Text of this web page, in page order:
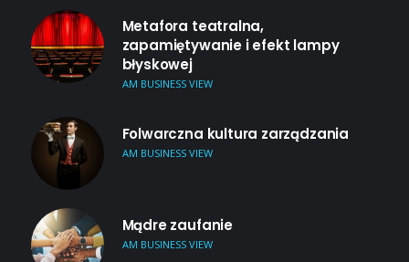
Metafora teatralna,
zapamiętywanie i efekt lampy
błyskowej
AM BUSINESS VIEW
Folwarczna kultura zarządzania
AM BUSINESS VIEW
Mądre zaufanie
AM BUSINESS VIEW